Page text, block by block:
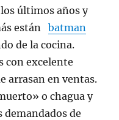
últimos años y
estánbatman
de la cocina.
con excelente
arrasan en ventas.
o chagua y
demandados de